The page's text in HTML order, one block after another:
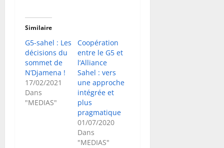
Similaire
G5-sahel : Les
décisions du
sommet de
N’Djamena !
17/02/2021
Dans
"MEDIAS"
Coopération
entre le G5 et
l’Alliance
Sahel : vers
une approche
intégrée et
plus
pragmatique
01/07/2020
Dans
"MEDIAS"